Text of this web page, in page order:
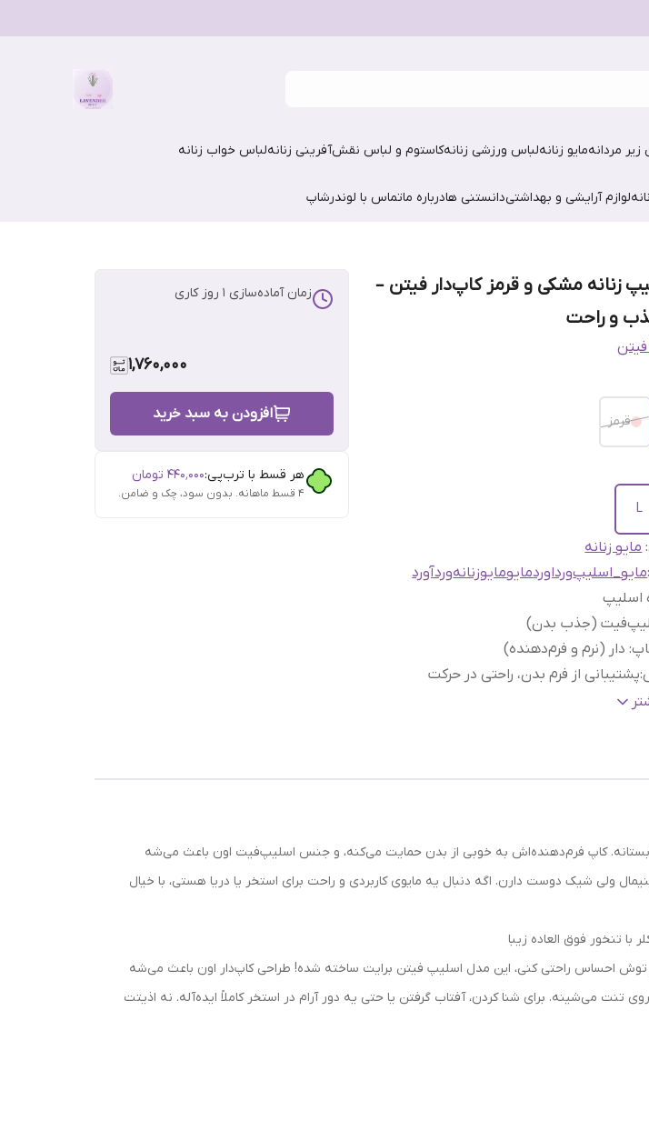
زیر مردانهمایو زنانهلباس ورزشی زنانهکاستوم و لباس نقش‌آفرینی زنانهلباس خواب زنانه
لوازم آرایشی و بهداشتیدانستنی هادرباره ماتماس با لوندرشاپ
زنانه مشکی و قرمز کاپ‌دار فیتن –
و راحت
قرمز
L
:مایو زنانه
مایو_اسلیپورداوردمایومایوزنانهوردآورد
اسلیپ
(جذب بدن)
دار (نرم و فرم‌دهنده)
:پشتیبانی از فرم بدن، راحتی در حرکت
:استخر، ساحل، تفریحات آبی
زمان آماده‌سازی 1 روز کاری
1,760,000
افزودن به سبد خرید
هر قسط با ترب‌پی:۴۴۰٬۰۰۰ تومان
۴ قسط ماهانه. بدون سود، چک و ضامن.
تابستانه. کاپ فرم‌دهنده‌اش به خوبی از بدن حمایت می‌کنه، و جنس اسلیپ‌فیت اون باعث می‌شه
ولی شیک دوست دارن. اگه دنبال یه مایوی کاربردی و راحت برای استخر یا دریا هستی، با خیال
تنخور فوق العاده زیبا
احساس راحتی کنی، این مدل اسلیپ فیتن برایت ساخته شده! طراحی کاپ‌دار اون باعث می‌شه
برای شنا کردن، آفتاب گرفتن یا حتی یه دور آرام در استخر کاملاً ایده‌آله. نه اذیتت